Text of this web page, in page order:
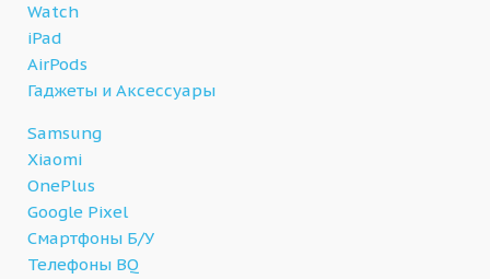
Watch
iPad
AirPods
Гаджеты и Аксессуары
Samsung
Xiaomi
OnePlus
Google Pixel
Смартфоны Б/У
Телефоны BQ